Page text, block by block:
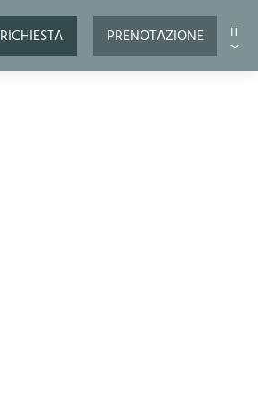
RICHIESTA PRENOTAZIONE IT